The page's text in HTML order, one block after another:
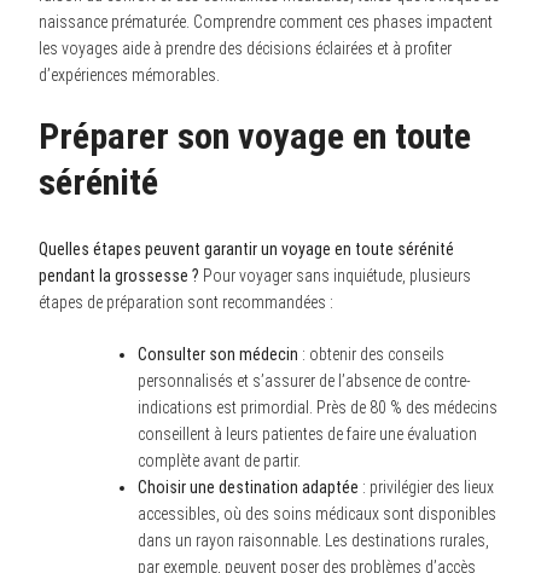
naissance prématurée. Comprendre comment ces phases impactent
les voyages aide à prendre des décisions éclairées et à profiter
d’expériences mémorables.
Préparer son voyage en toute
sérénité
Quelles étapes peuvent garantir un voyage en toute sérénité
pendant la grossesse ? Pour voyager sans inquiétude, plusieurs
étapes de préparation sont recommandées :
Consulter son médecin : obtenir des conseils
personnalisés et s’assurer de l’absence de contre-
indications est primordial. Près de 80 % des médecins
conseillent à leurs patientes de faire une évaluation
complète avant de partir.
Choisir une destination adaptée : privilégier des lieux
accessibles, où des soins médicaux sont disponibles
dans un rayon raisonnable. Les destinations rurales,
par exemple, peuvent poser des problèmes d’accès